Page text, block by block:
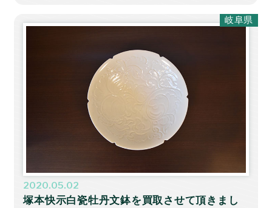
2020.05.02
塚本快示白瓷牡丹文鉢を買取させて頂きまし
岐阜県